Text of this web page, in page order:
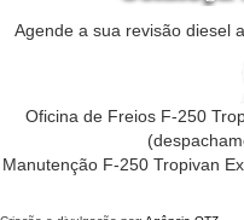
Agende a sua revisão diesel
Oficina de Freios F-250
Manutenção F-250 Tropivan